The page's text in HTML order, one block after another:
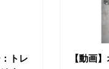
トレ
【動画